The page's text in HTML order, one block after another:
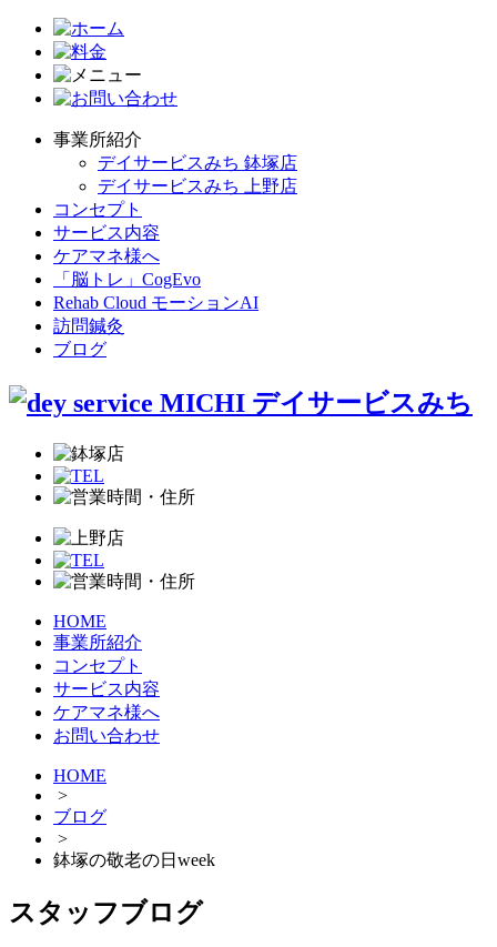
事業所紹介
デイサービスみち 鉢塚店
デイサービスみち 上野店
コンセプト
サービス内容
ケアマネ様へ
「脳トレ」CogEvo
Rehab Cloud モーションAI
訪問鍼灸
ブログ
HOME
事業所紹介
コンセプト
サービス内容
ケアマネ様へ
お問い合わせ
HOME
>
ブログ
>
鉢塚の敬老の日week
スタッフブログ